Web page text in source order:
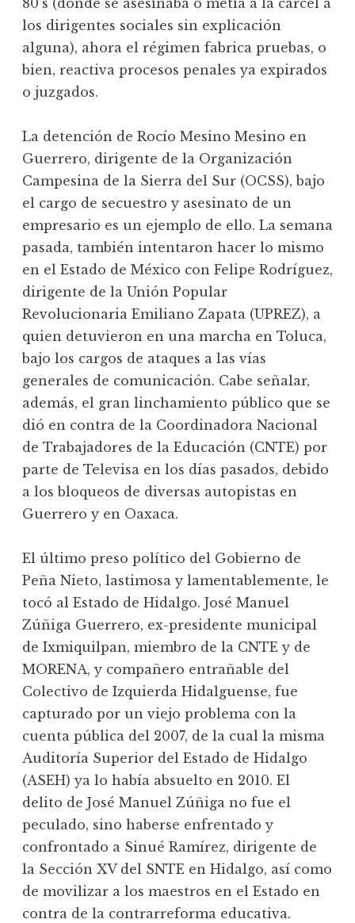
80’s (donde se asesinaba o metía a la carcel a
los dirigentes sociales sin explicación
alguna), ahora el régimen fabrica pruebas, o
bien, reactiva procesos penales ya expirados
o juzgados.
La detención de Rocío Mesino Mesino en
Guerrero, dirigente de la Organización
Campesina de la Sierra del Sur (OCSS), bajo
el cargo de secuestro y asesinato de un
empresario es un ejemplo de ello. La semana
pasada, también intentaron hacer lo mismo
en el Estado de México con Felipe Rodríguez,
dirigente de la Unión Popular
Revolucionaria Emiliano Zapata (UPREZ), a
quien detuvieron en una marcha en Toluca,
bajo los cargos de ataques a las vías
generales de comunicación. Cabe señalar,
además, el gran linchamiento público que se
dió en contra de la Coordinadora Nacional
de Trabajadores de la Educación (CNTE) por
parte de Televisa en los días pasados, debido
a los bloqueos de diversas autopistas en
Guerrero y en Oaxaca.
El último preso político del Gobierno de
Peña Nieto, lastimosa y lamentablemente, le
tocó al Estado de Hidalgo. José Manuel
Zúñiga Guerrero, ex-presidente municipal
de Ixmiquilpan, miembro de la CNTE y de
MORENA, y compañero entrañable del
Colectivo de Izquierda Hidalguense, fue
capturado por un viejo problema con la
cuenta pública del 2007, de la cual la misma
Auditoría Superior del Estado de Hidalgo
(ASEH) ya lo había absuelto en 2010. El
delito de José Manuel Zúñiga no fue el
peculado, sino haberse enfrentado y
confrontado a Sinué Ramírez, dirigente de
la Sección XV del SNTE en Hidalgo, así como
de movilizar a los maestros en el Estado en
contra de la contrarreforma educativa.